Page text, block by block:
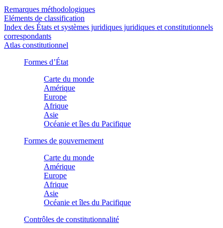
Remarques méthodologiques
Eléments de classification
Index des États et systèmes juridiques juridiques et constitutionnels
correspondants
Atlas constitutionnel
Formes d’État
Carte du monde
Amérique
Europe
Afrique
Asie
Océanie et îles du Pacifique
Formes de gouvernement
Carte du monde
Amérique
Europe
Afrique
Asie
Océanie et îles du Pacifique
Contrôles de constitutionnalité